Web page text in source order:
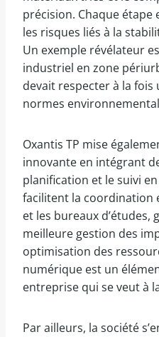
précision. Chaque
les risques liés à la
Un exemple révélateur
industriel en zone
devait respecter à la
normes
Oxantis TP mise
innovante en intégrant
planification et le suivi
facilitent la coordination
et les bureaux d’études,
meilleure gestion des
optimisation des
numérique est un
entreprise qui se veut à
Par ailleurs, la société